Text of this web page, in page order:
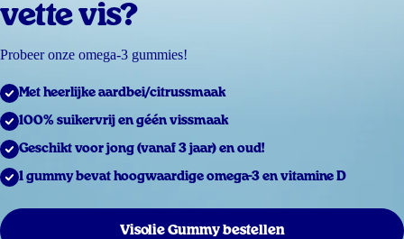
vette vis?
Probeer onze omega-3 gummies!
Met heerlijke aardbei/citrussmaak
100% suikervrij en géén vissmaak
Geschikt voor jong (vanaf 3 jaar) en oud!
1 gummy bevat hoogwaardige omega-3 en vitamine D
Visolie Gummy bestellen